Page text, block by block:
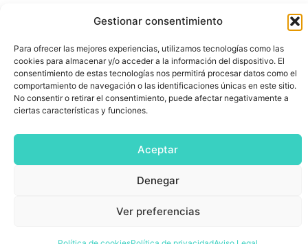
Gestionar consentimiento
Para ofrecer las mejores experiencias, utilizamos tecnologías como las
cookies para almacenar y/o acceder a la información del dispositivo. El
consentimiento de estas tecnologías nos permitirá procesar datos como el
comportamiento de navegación o las identificaciones únicas en este sitio.
No consentir o retirar el consentimiento, puede afectar negativamente a
ciertas características y funciones.
Aceptar
Denegar
Ver preferencias